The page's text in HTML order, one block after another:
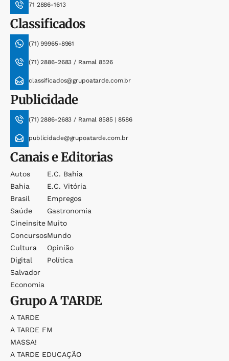
71 2886-1613
Classificados
(71) 99965-8961
(71) 2886-2683 / Ramal 8526
classificados@grupoatarde.com.br
Publicidade
(71) 2886-2683 / Ramal 8585 | 8586
publicidade@grupoatarde.com.br
Canais e Editorias
Autos
Bahia
Brasil
Saúde
Cineinsite
Concursos
Cultura
Digital
Salvador
Economia
E.c. Bahia
E.c. Vitória
Empregos
Gastronomia
Muito
Mundo
Opinião
Política
GrupoA TARDE
A TARDE
A TARDE FM
MASSA!
A TARDE EDUCAÇÃO